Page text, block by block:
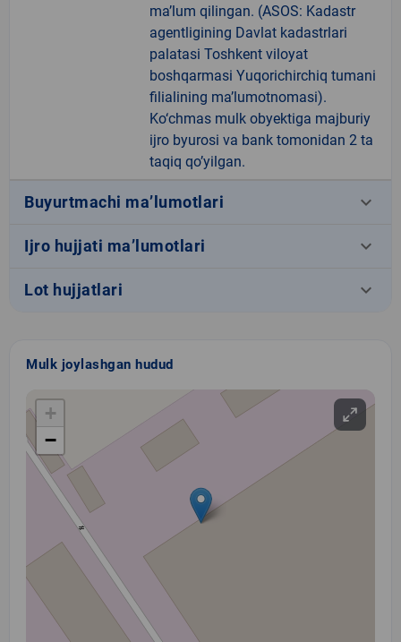
ma’lum qilingan. (ASOS: Kadastr
agentligining Davlat kadastrlari
palatasi Toshkent viloyat
boshqarmasi Yuqorichirchiq tumani
filialining ma’lumotnomasi).
Ko‘chmas mulk obyektiga majburiy
ijro byurosi va bank tomonidan 2 ta
taqiq qo’yilgan.
Buyurtmachi ma’lumotlari keyboard_arrow_down
Ijro hujjati ma’lumotlari keyboard_arrow_down
Lot hujjatlari keyboard_arrow_down
Mulk joylashgan hudud
+
−